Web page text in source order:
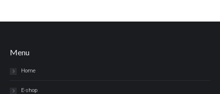
Menu
Home
E-shop